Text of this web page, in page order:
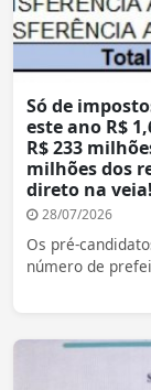
Só de
este ano R$
R$ 233
milhões dos
direto na veia!
28/07/2026
Os pré-
número de